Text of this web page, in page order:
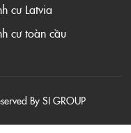
cư Latvia
cư toàn cầu
By SI GROUP